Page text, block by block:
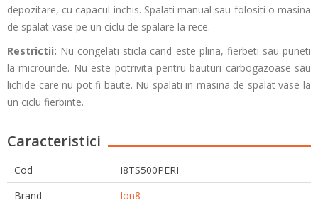
depozitare, cu capacul inchis. Spalati manual sau folositi o masina
de spalat vase pe un ciclu de spalare la rece.
Restrictii: Nu congelati sticla cand este plina, fierbeti sau puneti
la microunde. Nu este potrivita pentru bauturi carbogazoase sau
lichide care nu pot fi baute. Nu spalati in masina de spalat vase la
un ciclu fierbinte.
Caracteristici
Cod
I8TS500PERI
Brand
Ion8